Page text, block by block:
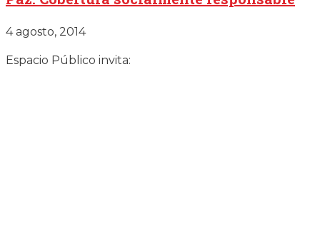
4 agosto, 2014
Espacio Público invita: